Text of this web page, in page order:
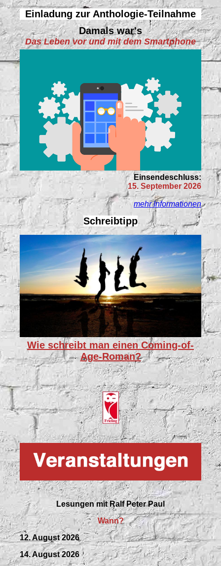
Einladung zur Anthologie-Teilnahme
Damals war's
Das Leben vor und mit dem Smartphone
Einsendeschluss:
15. September 2026
mehr Informationen
Schreibtipp
Wie schreibt man einen Coming-of-
Age-Roman?
Lesungen mitRalf Peter Paul
Wann?
12. August 2026
14. August 2026